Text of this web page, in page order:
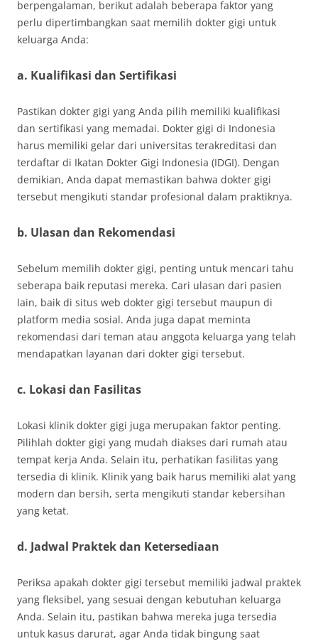
berpengalaman, berikut adalah beberapa faktor yang
perlu dipertimbangkan saat memilih dokter gigi untuk
keluarga Anda:
a. Kualifikasi dan Sertifikasi
Pastikan dokter gigi yang Anda pilih memiliki kualifikasi
dan sertifikasi yang memadai. Dokter gigi di Indonesia
harus memiliki gelar dari universitas terakreditasi dan
terdaftar di Ikatan Dokter Gigi Indonesia (IDGI). Dengan
demikian, Anda dapat memastikan bahwa dokter gigi
tersebut mengikuti standar profesional dalam praktiknya.
b. Ulasan dan Rekomendasi
Sebelum memilih dokter gigi, penting untuk mencari tahu
seberapa baik reputasi mereka. Cari ulasan dari pasien
lain, baik di situs web dokter gigi tersebut maupun di
platform media sosial. Anda juga dapat meminta
rekomendasi dari teman atau anggota keluarga yang telah
mendapatkan layanan dari dokter gigi tersebut.
c. Lokasi dan Fasilitas
Lokasi klinik dokter gigi juga merupakan faktor penting.
Pilihlah dokter gigi yang mudah diakses dari rumah atau
tempat kerja Anda. Selain itu, perhatikan fasilitas yang
tersedia di klinik. Klinik yang baik harus memiliki alat yang
modern dan bersih, serta mengikuti standar kebersihan
yang ketat.
d. Jadwal Praktek dan Ketersediaan
Periksa apakah dokter gigi tersebut memiliki jadwal praktek
yang fleksibel, yang sesuai dengan kebutuhan keluarga
Anda. Selain itu, pastikan bahwa mereka juga tersedia
untuk kasus darurat, agar Anda tidak bingung saat